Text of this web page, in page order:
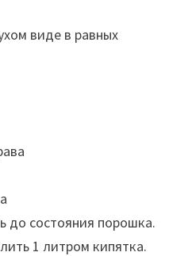
виде в равных
до состояния порошка.
1 литром кипятка.